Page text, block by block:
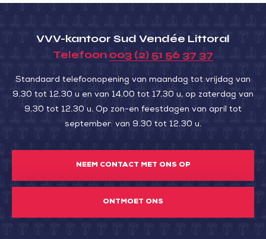
VVV-kantoor Sud Vendée Littoral
Telefoon 003 (2) 51 56 37 37
Standaard telefoonopening van maandag tot vrijdag van
9.30 tot 12.30 u en van 14.00 tot 17.30 u, op zaterdag van
9.30 tot 12.30 u. Op zon-en feestdagen van april tot
september: van 9.30 tot 12.30 u.
NEEM CONTACT MET ONS OP
ONTMOET ONS